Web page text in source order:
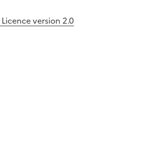
version 2.0